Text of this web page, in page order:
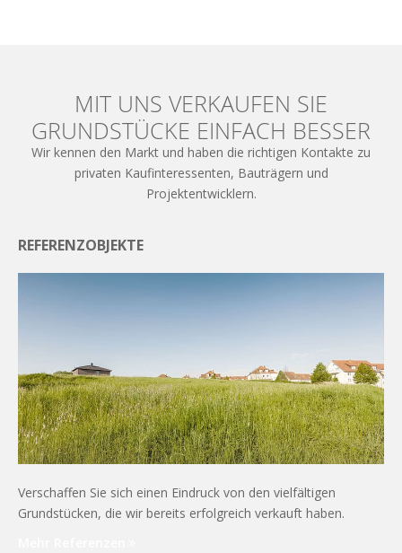
MIT UNS VERKAUFEN SIE
GRUNDSTÜCKE EINFACH BESSER
Wir kennen den Markt und haben die richtigen Kontakte zu
privaten Kaufinteressenten, Bauträgern und
Projektentwicklern.
REFERENZOBJEKTE
Verschaffen Sie sich einen Eindruck von den vielfältigen
Grundstücken, die wir bereits erfolgreich verkauft haben.